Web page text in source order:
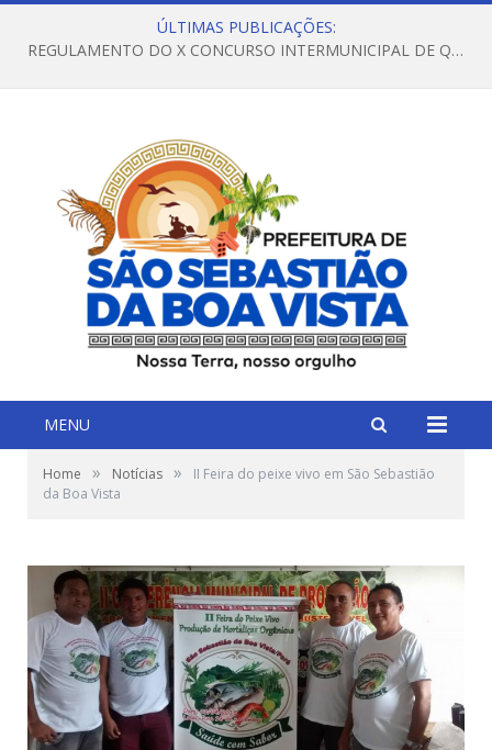
ÚLTIMAS PUBLICAÇÕES:
REGULAMENTO DO X CONCURSO INTERMUNICIPAL DE QUADRILHAS JUNINAS – 2026 – ARRAIÁ DA VENEZA
MENU
Home » Notícias »
II Feira do peixe vivo em São Sebastião
da Boa Vista